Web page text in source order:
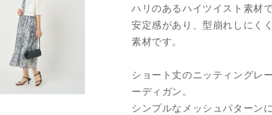
ハリのあるハイツイスト素材
安定感があり、型崩れしにく
素材です。
ショート丈のニッティングレ
ーディガン。
シンプルなメッシュパターン